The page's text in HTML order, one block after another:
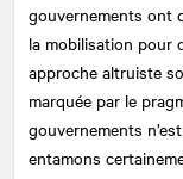
gouvernements ont
la mobilisation pour
approche altruiste
marquée par le
gouvernements
entamons